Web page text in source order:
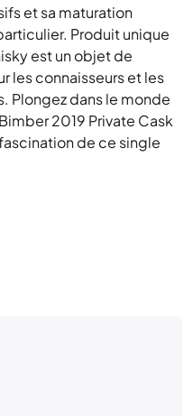
et sa maturation
Produit unique
est un objet de
les connaisseurs et les
Plongez dans le monde
2019 Private Cask
de ce single